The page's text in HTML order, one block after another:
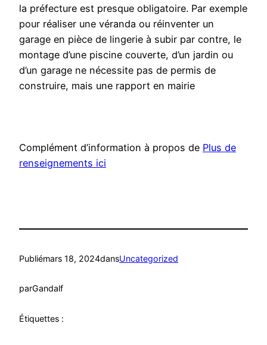
la préfecture est presque obligatoire. Par exemple
pour réaliser une véranda ou réinventer un
garage en pièce de lingerie à subir par contre, le
montage d’une piscine couverte, d’un jardin ou
d’un garage ne nécessite pas de permis de
construire, mais une rapport en mairie
Complément d’information à propos de Plus de
renseignements ici
Publiémars 18, 2024dansUncategorized
parGandalf
Étiquettes :